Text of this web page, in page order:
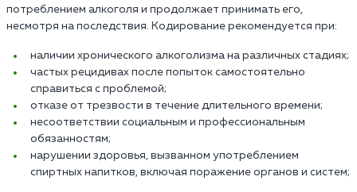
потреблением алкоголя и продолжает принимать его,
несмотря на последствия. Кодирование рекомендуется при:
наличии хронического алкоголизма на различных стадиях;
частых рецидивах после попыток самостоятельно
справиться с проблемой;
отказе от трезвости в течение длительного времени;
несоответствии социальным и профессиональным
обязанностям;
нарушении здоровья, вызванном употреблением
спиртных напитков, включая поражение органов и систем;